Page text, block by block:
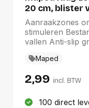
20 cm, blister
Aanraakzones
stimuleren Bestand tegen buigen, draaien en
Maped
2,99 incl. BTW
100 direct